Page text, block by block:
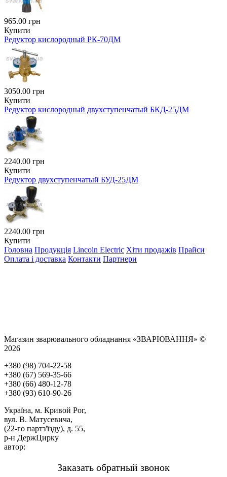
965.00 грн
Купити
Редуктор кислородный РК-70ДМ
3050.00 грн
Купити
Редуктор кислородный двухступенчатый БКД-25ДМ
2240.00 грн
Купити
Редуктор двухступенчатый БУД-25ДМ
2240.00 грн
Купити
Головна Продукція Lincoln Electric Хіти продажів Прайси
Оплата і доставка Контакти Партнери
Магазин зварювального обладнання «ЗВАРЮВАННЯ» ©
2026
+380 (98) 704-22-58
+380 (67) 569-35-66
+380 (66) 480-12-78
+380 (93) 610-90-26
Україна, м. Кривой Рог,
вул. В. Матусевича,
(22-го партз'їзду), д. 55,
р-н ДержЦирку
автор:
Заказать обратный звонок